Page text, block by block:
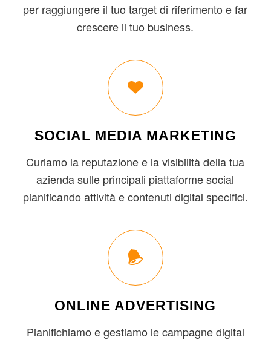
per raggiungere il tuo target di riferimento e far
crescere il tuo business.
SOCIAL MEDIA MARKETING
Curiamo la reputazione e la visibilità della tua
azienda sulle principali piattaforme social
pianificando attività e contenuti digital specifici.
ONLINE ADVERTISING
Pianifichiamo e gestiamo le campagne digital